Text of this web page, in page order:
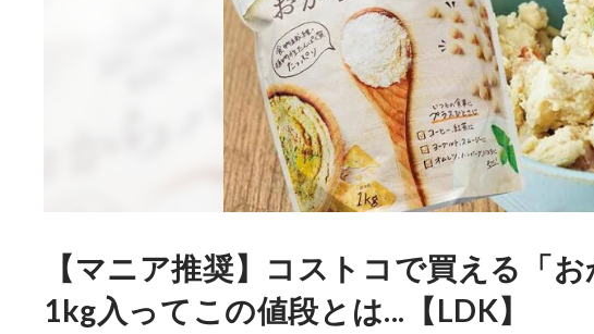
【マニア推奨】コストコで買える「
1kg入ってこの値段とは...【LDK】